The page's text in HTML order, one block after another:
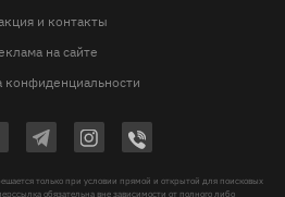
и контакты
на сайте
конфиденциальности
только при условии прямой и открытой для поисковых
обязательна вне зависимости от полного либо